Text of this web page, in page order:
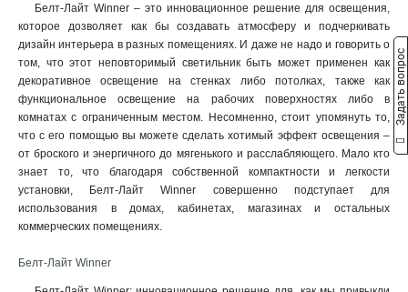
Белт-Лайт Winner – это инновационное решение для освещения,
которое дозволяет как бы создавать атмосферу и подчеркивать
дизайн интерьера в разных помещениях. И даже не надо и говорить о
том, что этот неповторимый светильник быть может применен как
декоративное освещение на стенках либо потолках, также как
функциональное освещение на рабочих поверхностях либо в
комнатах с ограниченным местом. Несомненно, стоит упомянуть то,
что с его помощью вы можете сделать хотимый эффект освещения –
от броского и энергичного до мягенького и расслабляющего. Мало кто
знает то, что благодаря собственной компактности и легкости
установки, Белт-Лайт Winner совершенно подступает для
использования в домах, кабинетах, магазинах и остальных
коммерческих помещениях.
Белт-Лайт Winner
Задать вопрос